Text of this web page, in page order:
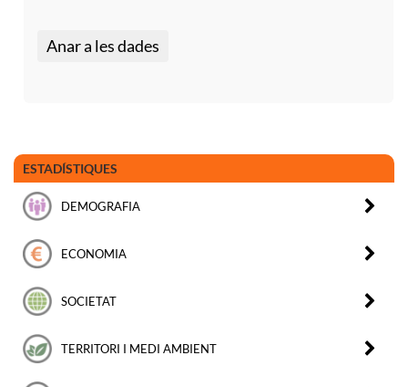
Anar a les dades
ESTADÍSTIQUES
DEMOGRAFIA
ECONOMIA
SOCIETAT
TERRITORI I MEDI AMBIENT